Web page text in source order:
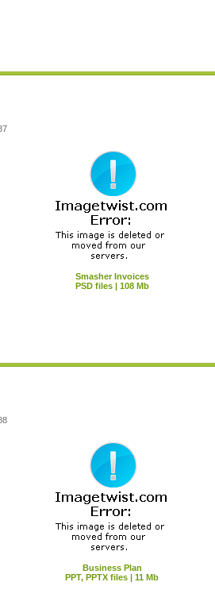
Smasher Invoices
PSD files | 108 Mb
Business Plan
PPT, PPTX files | 11 Mb